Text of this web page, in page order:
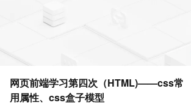
网页前端学习第四次（HTML)——css常
用属性、css盒子模型